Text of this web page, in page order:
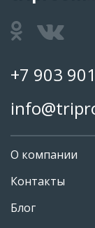
+7 903
О компании
Контакты
Блог